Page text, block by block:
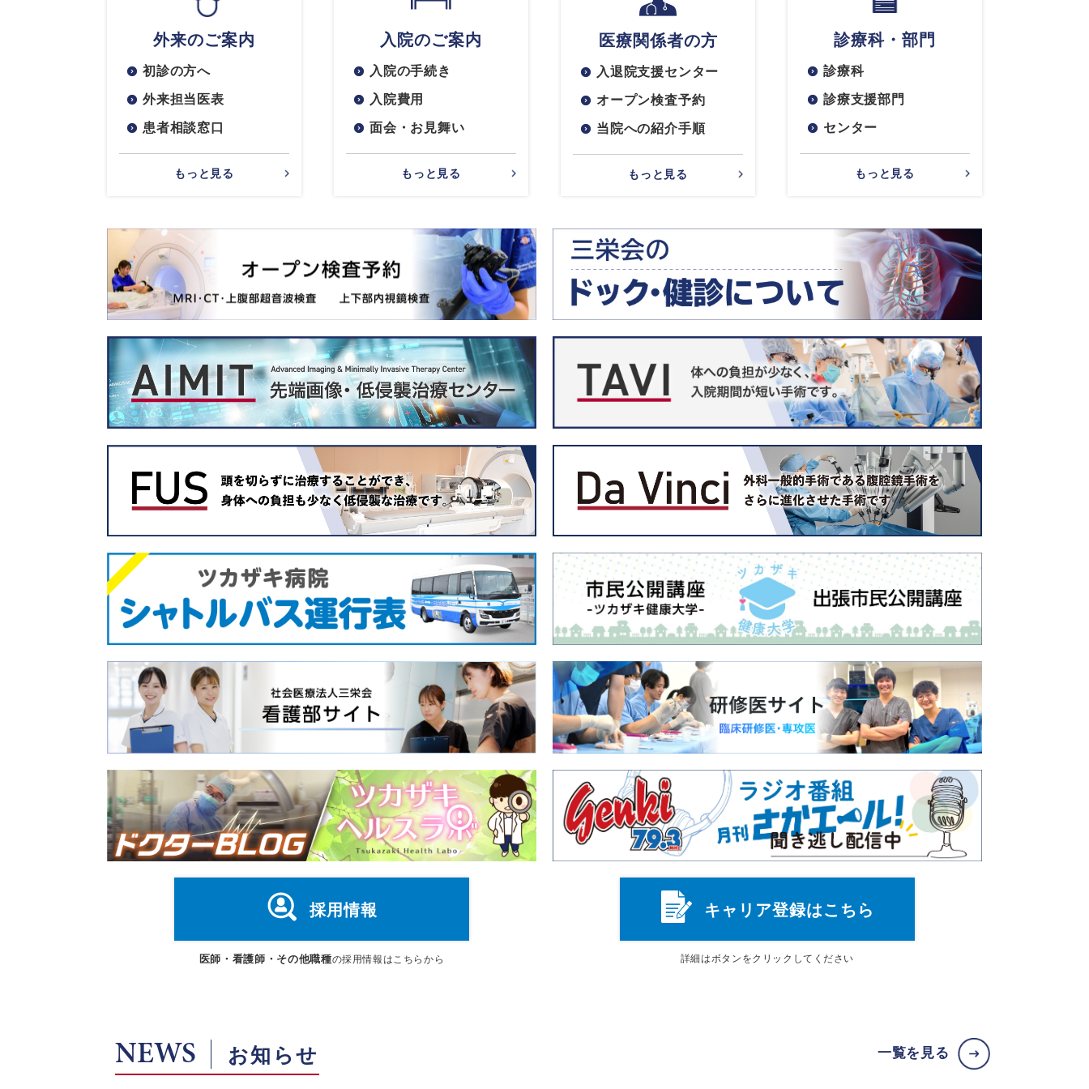
外来のご案内
初診の方へ
外来担当医表
患者相談窓口
もっと見る
入院のご案内
入院の手続き
入院費用
面会・お見舞い
もっと見る
医療関係者の方
入退院支援センター
オープン検査予約
当院への紹介手順
もっと見る
診療科・部門
診療科
診療支援部門
センター
もっと見る
採用情報
医師・看護師・その他職種の採用情報はこちらから
キャリア登録はこちら
詳細はボタン をクリックしてください
NEWS お知らせ 一覧を見る